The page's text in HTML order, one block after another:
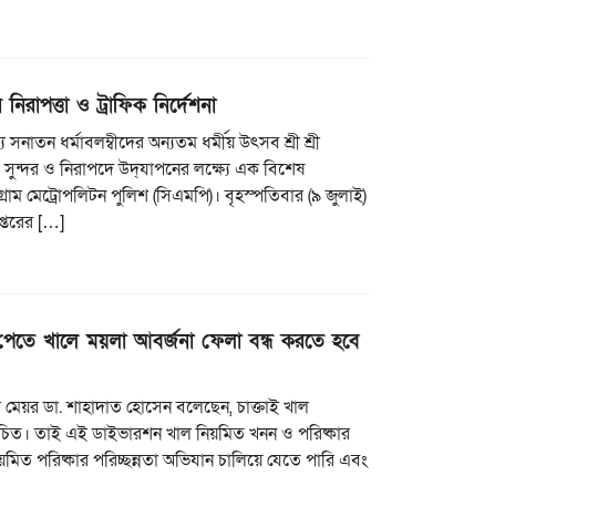
ও ট্রাফিক নির্দেশনা
ধর্মাবলম্বীদের অন্যতম ধর্মীয় উৎসব শ্রী শ্রী
সুন্দর ও নিরাপদে উদ্‌যাপনের লক্ষ্যে এক বিশেষ
মেট্রোপলিটন পুলিশ (সিএমপি)। বৃহস্পতিবার (৯ জুলাই)
[…]
খালে ময়লা আবর্জনা ফেলা বন্ধ করতে হবে
মেয়র ডা. শাহাদাত হোসেন বলেছেন, চাক্তাই খাল
তাই এই ডাইভারশন খাল নিয়মিত খনন ও পরিষ্কার
পরিষ্কার পরিচ্ছন্নতা অভিযান চালিয়ে যেতে পারি এবং